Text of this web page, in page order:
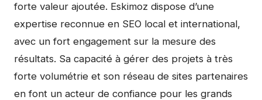
forte valeur ajoutée. Eskimoz dispose d’une
expertise reconnue en SEO local et international,
avec un fort engagement sur la mesure des
résultats. Sa capacité à gérer des projets à très
forte volumétrie et son réseau de sites partenaires
en font un acteur de confiance pour les grands